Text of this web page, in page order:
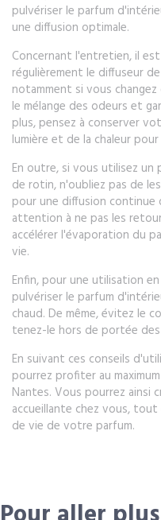
pulvériser le parfum
une diffusion optimale.
Concernant l'entretien, il
régulièrement le diffuseur
notamment si vous
le mélange des odeurs et
plus, pensez à conserver
lumière et de la chaleur
En outre, si vous utilisez
de rotin, n'oubliez pas de
pour une diffusion
attention à ne pas les
accélérer l'évaporation du
vie.
Enfin, pour une utilisation
pulvériser le parfum
chaud. De même, évitez le
tenez-le hors de portée
En suivant ces conseils
pourrez profiter au
Nantes. Vous pourrez ainsi
accueillante chez vous,
de vie de votre parfum.